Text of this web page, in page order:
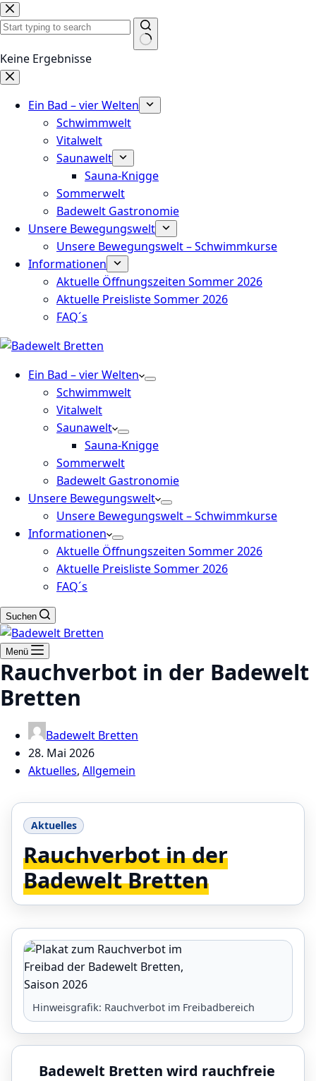
Keine Ergebnisse
Ein Bad – vier Welten
Schwimmwelt
Vitalwelt
Saunawelt
Sauna-Knigge
Sommerwelt
Badewelt Gastronomie
Unsere Bewegungswelt
Unsere Bewegungswelt – Schwimmkurse
Informationen
Aktuelle Öffnungszeiten Sommer 2026
Aktuelle Preisliste Sommer 2026
FAQ´s
Ein Bad – vier Welten
Schwimmwelt
Vitalwelt
Saunawelt
Sauna-Knigge
Sommerwelt
Badewelt Gastronomie
Unsere Bewegungswelt
Unsere Bewegungswelt – Schwimmkurse
Informationen
Aktuelle Öffnungszeiten Sommer 2026
Aktuelle Preisliste Sommer 2026
FAQ´s
Suchen
Menü
Rauchverbot in der Badewelt
Bretten
Badewelt Bretten
28. Mai 2026
Aktuelles, Allgemein
Aktuelles
Rauchverbot in der
Badewelt Bretten
Rauchverbot in der
Hinweisgrafik: Rauchverbot im Freibadbereich
Badewelt Bretten wird rauchfreie